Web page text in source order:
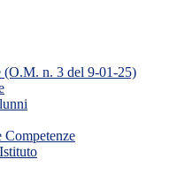
(O.M. n. 3 del 9-01-25)